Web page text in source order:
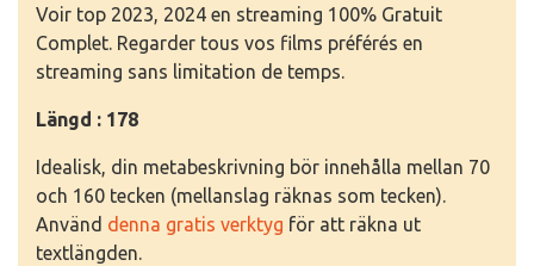
Voir top 2023, 2024 en streaming 100% Gratuit
Complet. Regarder tous vos films préférés en
streaming sans limitation de temps.
Längd : 178
Idealisk, din metabeskrivning bör innehålla mellan 70
och 160 tecken (mellanslag räknas som tecken).
Använd denna gratis verktyg för att räkna ut
textlängden.